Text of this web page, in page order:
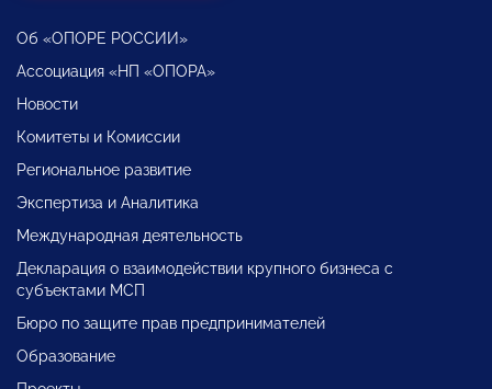
Об «ОПОРЕ РОССИИ»
Ассоциация «НП «ОПОРА»
Новости
Комитеты и Комиссии
Региональное развитие
Экспертиза и Аналитика
Международная деятельность
Декларация о взаимодействии крупного бизнеса с
субъектами МСП
Бюро по защите прав предпринимателей
Образование